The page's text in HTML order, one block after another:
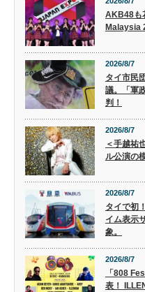
AKB48も
Malaysia
2026/8/7
タイ市民
議。「軍
判！
2026/8/7
＜手越祐
ル公演の
2026/8/7
タイで初
イム表示
象。
2026/8/7
「808
表！